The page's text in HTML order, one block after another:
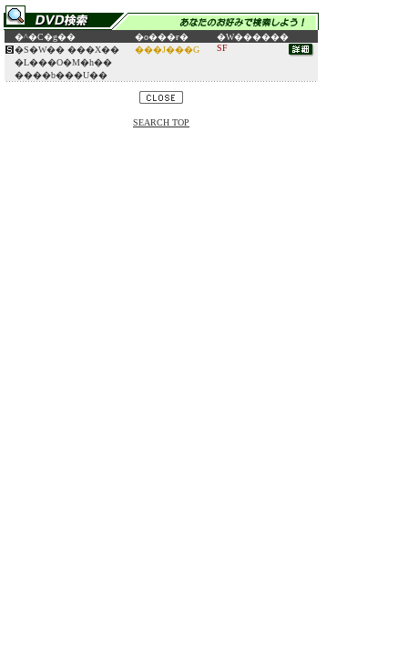
�^�C�g�� �o���ғ�
�W������
�S�W�� ���X��
�L���O�M�h��
����b���U��
���J���G SF
SEARCH TOP